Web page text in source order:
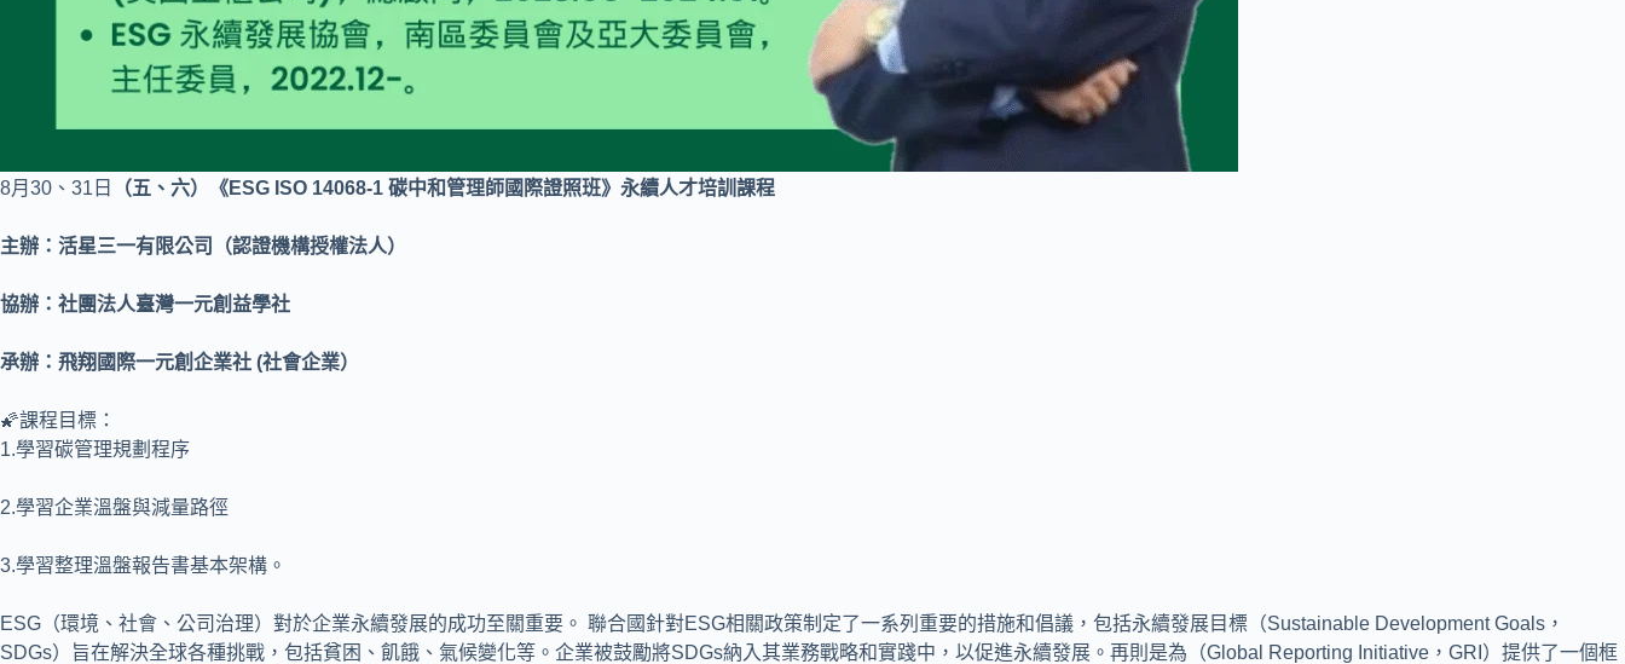
8月30、31日 （五、六） 《ESG ISO 14068-1 碳中和管理師國際證照班》永續人才培訓課程
主辦：活星三一有限公司（認證機構授權法人）
協辦：社團法人臺灣一元創益學社
𠄘辦： 飛翔國際一元創企業社 (社會企業）
🌠課程目標：
1.學習碳管理規劃程序
2.學習企業溫盤與減量路徑
3.學習整理溫盤報告書基本架構。
ESG（環境、社會、公司治理）對於企業永續發展的成功至關重要。 聯合國針對ESG相關政策制定了一系列重要的措施和倡議，包括永續發展目標（Sustainable Development Goals，
SDGs）旨在解決全球各種挑戰，包括貧困、飢餓、氣候變化等。企業被鼓勵將SDGs納入其業務戰略和實踐中，以促進永續發展。再則是為（Global Reporting Initiative，GRI）提供了一個框